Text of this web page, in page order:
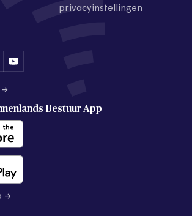
privacyinstellingen
→
Bestuur App
→